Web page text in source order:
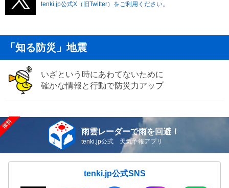
tenki.jp公式X（旧Twitter）をご利用ください。
「知る防災」地震
いざという時にあわてないために
確かな情報と行動で防災力アップ
雨雲レーダーで雨を回避！
tenki.jp公式 天気予報アプリ
tenki.jp公式SNS